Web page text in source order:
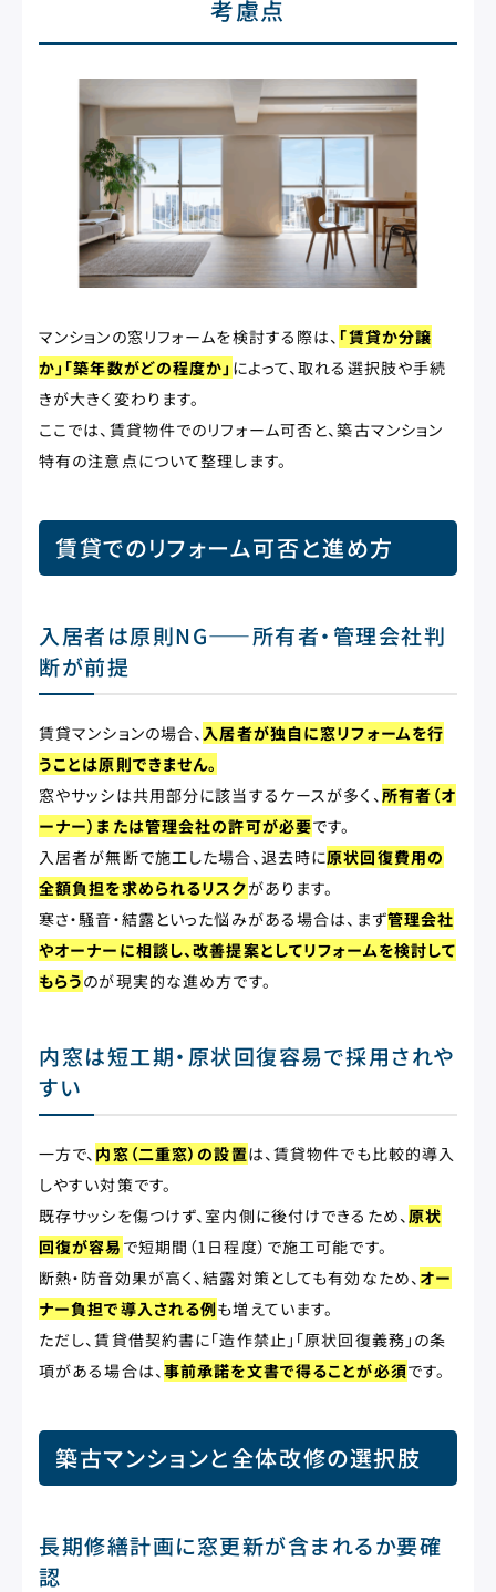
考慮点
マンションの窓リフォームを検討する際は、 「賃貸か分譲
か」「築年数がどの程度か」 によって、取れる選択肢や手続
きが大きく変わります。
ここでは、賃貸物件でのリフォーム可否と、築古マンション
特有の注意点について整理します。
賃貸でのリフォーム可否と進め方
入居者は原則NG——所有者・管理会社判
断が前提
賃貸マンションの場合、入居者が独自に窓リフォームを行
うことは原則できません。
窓やサッシは共用部分に該当するケースが多く、所有者（オ
ーナー）または管理会社の許可が必要です。
入居者が無断で施工した場合、退去時に原状回復費用の
全額負担を求められるリスクがあります。
寒さ・騒音・結露といった悩みがある場合は、まず管理会社
やオーナーに相談し、改善提案としてリフォームを検討して
もらうのが現実的な進め方です。
内窓は短工期・原状回復容易で採用されや
すい
一方で、 内窓（二重窓）の設置は、賃貸物件でも比較的導入
しやすい対策です。
既存サッシを傷つけず、室内側に後付けできるため、原状
回復が容易 で短期間（1日程度）で施工可能です。
断熱・防音効果が高く、結露対策としても有効なため、 オー
ナー負担で導入される例も増えています。
ただし、賃貸借契約書に「造作禁止」「原状回復義務」の条
項がある場合は、事前承諾を文書で得ることが必須です。
築古マンションと全体改修の選択肢
長期修繕計画に窓更新が含まれるか要確
認